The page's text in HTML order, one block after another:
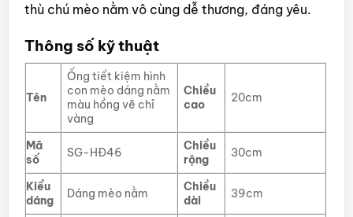
thù chú mèo nằm vô cùng dễ thương, đáng yêu.
Thông số kỹ thuật
Tên
Ống tiết kiệm hình
con mèo dáng nằm
màu hồng vẽ chỉ
vàng
Chiều
cao
20cm
Mã
số
SG-HĐ46
Chiều
rộng
30cm
Kiểu
dáng
Dáng mèo nằm
Chiều
dài
39cm